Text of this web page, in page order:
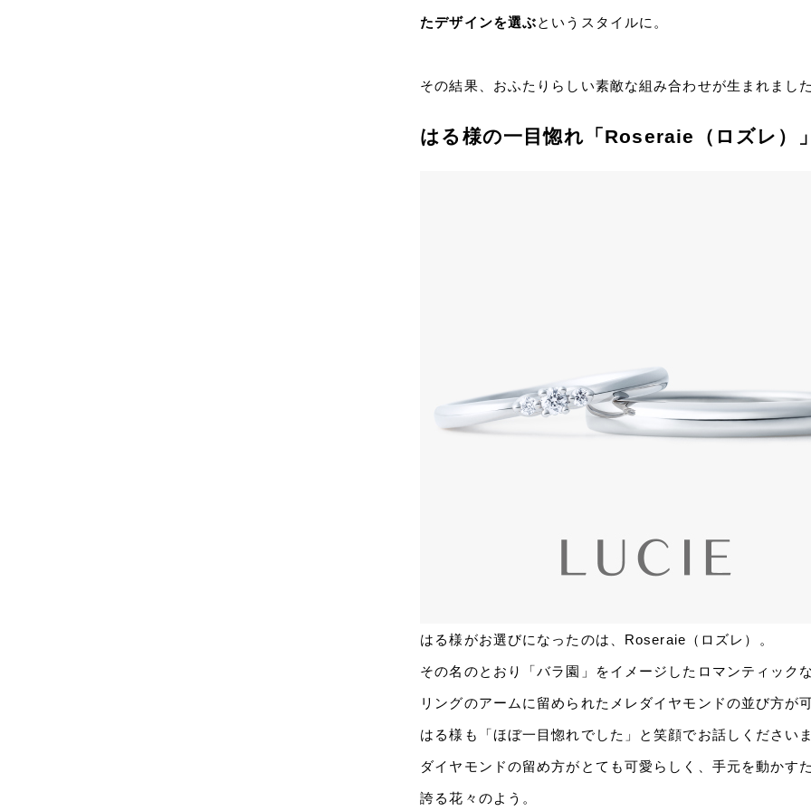
たデザインを選ぶというスタイルに。
その結果、おふたりらしい素敵な組み合わせが生まれまし
はる様の一目惚れ「Roseraie（ロズレ）
はる様がお選びになったのは、Roseraie（ロズレ）。
その名のとおり「バラ園」をイメージしたロマンティック
リングのアームに留められたメレダイヤモンドの並び方
はる様も「ほぼ一目惚れでした」と笑顔でお話しください
ダイヤモンドの留め方がとても可愛らしく、手元を動かす
誇る花々のよう。